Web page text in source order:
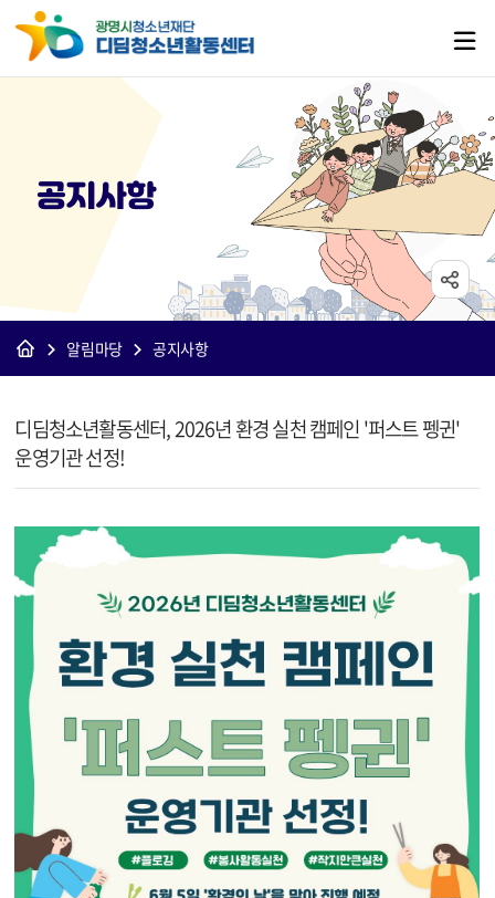
공지사항
알림마당 공지사항
디딤청소년활동센터, 2026년 환경 실천 캠페인 '퍼스트 펭귄'
운영기관 선정!